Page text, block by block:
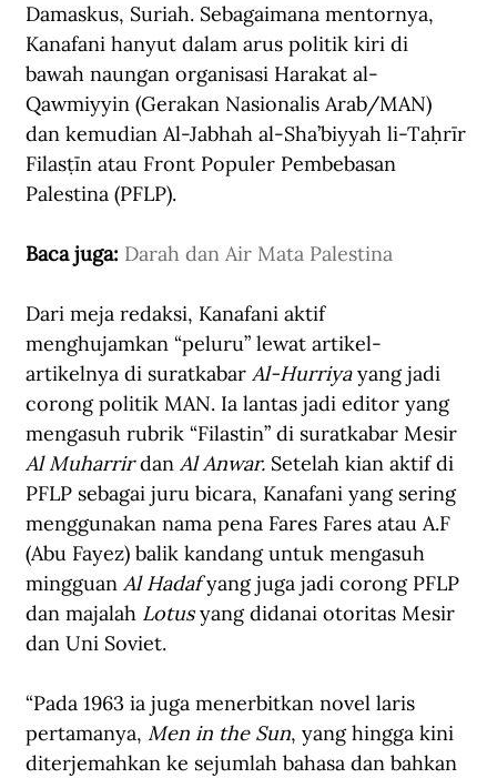
Damaskus, Suriah. Sebagaimana mentornya,
Kanafani hanyut dalam arus politik kiri di
bawah naungan organisasi Harakat al-
Qawmiyyin (Gerakan Nasionalis Arab/MAN)
dan kemudian Al-Jabhah al-Sha’biyyah li-Taḥrīr
Filasṭīn atau Front Populer Pembebasan
Palestina (PFLP).
Baca juga: Darah dan Air Mata Palestina
Dari meja redaksi, Kanafani aktif
menghujamkan “peluru” lewat artikel-
artikelnya di suratkabar Al-Hurriya yang jadi
corong politik MAN. Ia lantas jadi editor yang
mengasuh rubrik “Filastin” di suratkabar Mesir
Al Muharrir dan Al Anwar. Setelah kian aktif di
PFLP sebagai juru bicara, Kanafani yang sering
menggunakan nama pena Fares Fares atau A.F
(Abu Fayez) balik kandang untuk mengasuh
mingguan Al Hadaf yang juga jadi corong PFLP
dan majalah Lotus yang didanai otoritas Mesir
dan Uni Soviet.
“Pada 1963 ia juga menerbitkan novel laris
pertamanya, Men in the Sun, yang hingga kini
diterjemahkan ke sejumlah bahasa dan bahkan